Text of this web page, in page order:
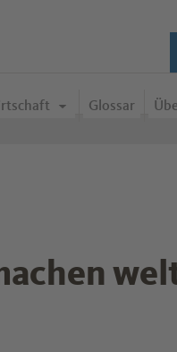
Glossar